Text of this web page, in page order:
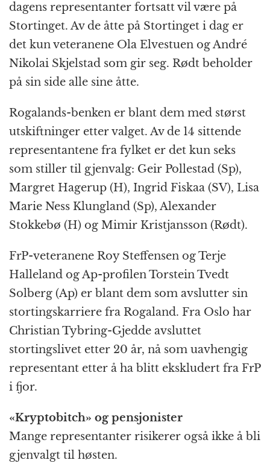
dagens representanter fortsatt vil være på
Stortinget. Av de åtte på Stortinget i dag er
det kun veteranene Ola Elvestuen og André
Nikolai Skjelstad som gir seg. Rødt beholder
på sin side alle sine åtte.
Rogalands-benken er blant dem med størst
utskiftninger etter valget. Av de 14 sittende
representantene fra fylket er det kun seks
som stiller til gjenvalg: Geir Pollestad (Sp),
Margret Hagerup (H), Ingrid Fiskaa (SV), Lisa
Marie Ness Klungland (Sp), Alexander
Stokkebø (H) og Mimir Kristjansson (Rødt).
FrP-veteranene Roy Steffensen og Terje
Halleland og Ap-profilen Torstein Tvedt
Solberg (Ap) er blant dem som avslutter sin
stortingskarriere fra Rogaland. Fra Oslo har
Christian Tybring-Gjedde avsluttet
stortingslivet etter 20 år, nå som uavhengig
representant etter å ha blitt ekskludert fra FrP
i fjor.
«Kryptobitch» og pensjonister
Mange representanter risikerer også ikke å bli
gjenvalgt til høsten.